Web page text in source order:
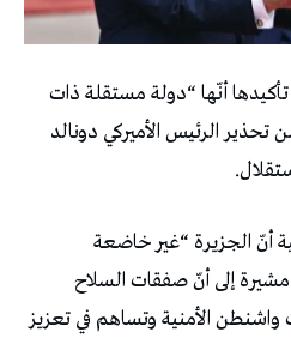
أنّها “دولة مستقلة ذات
الرئيس الأميركي دونالد
أنّ الجزيرة “غير خاضعة
إلى أنّ صفقات السلاح
واشنطن الأمنية وتساهم في تعزيز